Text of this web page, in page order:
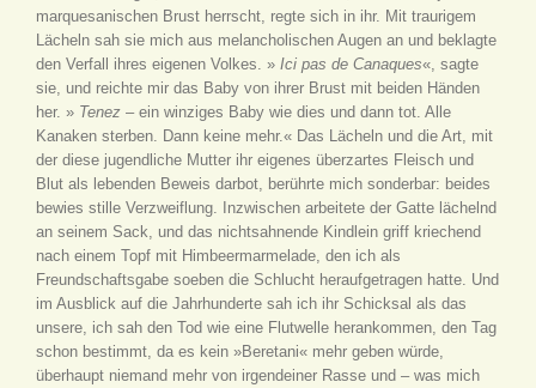
marquesanischen Brust herrscht, regte sich in ihr. Mit traurigem
Lächeln sah sie mich aus melancholischen Augen an und beklagte
den Verfall ihres eigenen Volkes. » Ici pas de Canaques«, sagte
sie, und reichte mir das Baby von ihrer Brust mit beiden Händen
her. » Tenez – ein winziges Baby wie dies und dann tot. Alle
Kanaken sterben. Dann keine mehr.« Das Lächeln und die Art, mit
der diese jugendliche Mutter ihr eigenes überzartes Fleisch und
Blut als lebenden Beweis darbot, berührte mich sonderbar: beides
bewies stille Verzweiflung. Inzwischen arbeitete der Gatte lächelnd
an seinem Sack, und das nichtsahnende Kindlein griff kriechend
nach einem Topf mit Himbeermarmelade, den ich als
Freundschaftsgabe soeben die Schlucht heraufgetragen hatte. Und
im Ausblick auf die Jahrhunderte sah ich ihr Schicksal als das
unsere, ich sah den Tod wie eine Flutwelle herankommen, den Tag
schon bestimmt, da es kein »Beretani« mehr geben würde,
überhaupt niemand mehr von irgendeiner Rasse und – was mich